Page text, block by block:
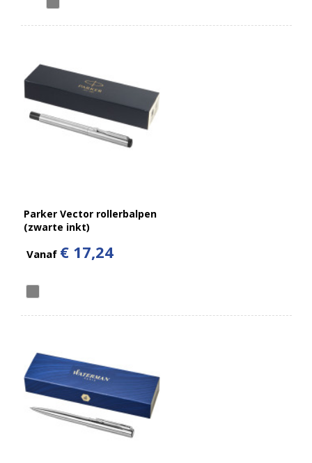
Parker Vector rollerbalpen
(zwarte inkt)
Vanaf € 17,24